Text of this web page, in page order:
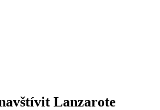
Lanzarote